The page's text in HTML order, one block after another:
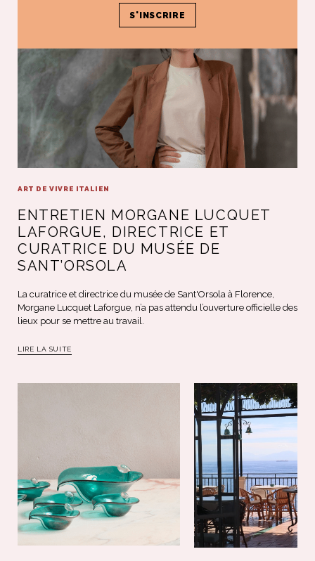
ART DE VIVRE ITALIEN
ENTRETIEN MORGANE LUCQUET
LAFORGUE, DIRECTRICE ET
CURATRICE DU MUSÉE DE
SANT’ORSOLA
La curatrice et directrice du musée de Sant'Orsola à Florence,
Morgane Lucquet Laforgue, n’a pas attendu l’ouverture officielle des
lieux pour se mettre au travail.
LIRE LA SUITE